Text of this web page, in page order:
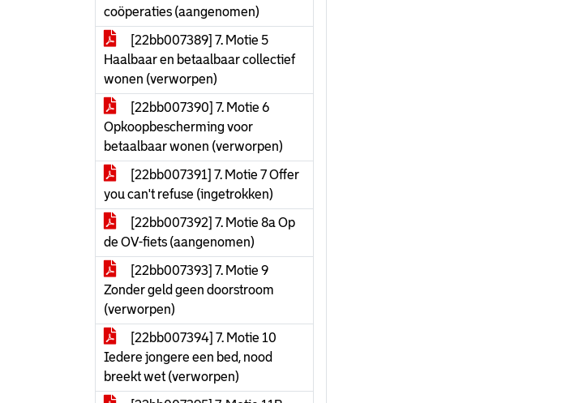
coöperaties (aangenomen)
[22bb007389] 7. Motie 5
Haalbaar en betaalbaar collectief
wonen (verworpen)
[22bb007390] 7. Motie 6
Opkoopbescherming voor
betaalbaar wonen (verworpen)
[22bb007391] 7. Motie 7 Offer
you can't refuse (ingetrokken)
[22bb007392] 7. Motie 8a Op
de OV-fiets (aangenomen)
[22bb007393] 7. Motie 9
Zonder geld geen doorstroom
(verworpen)
[22bb007394] 7. Motie 10
Iedere jongere een bed, nood
breekt wet (verworpen)